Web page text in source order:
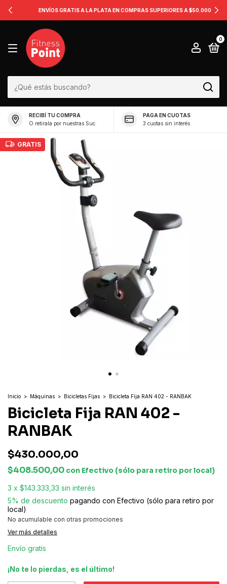
ENVÍOS GRATIS A LA PLATA EN COMPRAS SUPERIORES A $50.000
0
RECIBÍ TU COMPRA
O retirala por nuestras Suc.
PAGA EN CUOTAS
3 cuotas sin interés
GRATIS
Inicio > Máquinas > Bicicletas Fijas > Bicicleta Fija RAN 402 - RANBAK
Bicicleta Fija RAN 402 -
RANBAK
$430.000,00
$408.500,00 con Efectivo (sólo para retiro por local)
3 x $143.333,33 sin interés
5% de descuento pagando con Efectivo (sólo para retiro por
local)
No acumulable con otras promociones
Ver más detalles
Envío gratis
¡No te lo pierdas, es el último!